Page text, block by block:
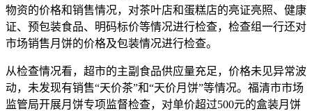
物资的价格和销售情况，对茶叶店和蛋糕店的亮证亮照、健康
证、预包装食品、明码标价等情况进行检查，检查组一行还对
市场销售月饼的价格及包装情况进行检查。
从检查情况看，超市的主副食品供应量充足，价格未见异常波
动，未发现有销售“天价茶”和“天价月饼”等情况。福清市市场
监管局开展月饼专项监督检查，对单价超过500元的盒装月饼